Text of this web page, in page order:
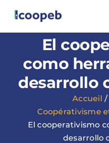
contenu
El
como
desarrollo
Accueil
Coopérativisme
El cooperativismo
desarrollo